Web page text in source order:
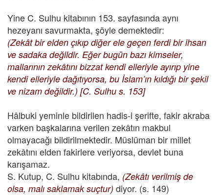
Yine C. Sulhu kitabının 153. sayfasında aynı
hezeyanı savurmakta, şöyle demektedir:
(Zekât bir elden çıkıp diğer ele geçen ferdi bir ihsan
ve sadaka değildir. Eğer bugün bazı kimseler,
mallarının zekâtını bizzat kendi elleriyle ayırıp yine
kendi elleriyle dağıtıyorsa, bu İslam’ın kıldığı bir şekil
ve nizam değildir.) [C. Sulhu s. 153]
Hâlbuki yeminle bildirilen hadis-i şerifte, fakir akraba
varken başkalarına verilen zekâtın makbul
olmayacağı bildirilmektedir. Müslüman bir millet
zekâtını elden fakirlere veriyorsa, devlet buna
karışamaz.
S. Kutup, C. Sulhu kitabında, (Zekâtı verilmiş de
olsa, malı saklamak suçtur) diyor. (s. 149)